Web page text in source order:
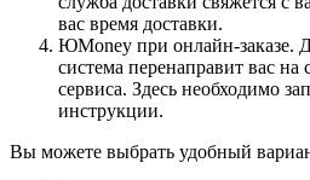
вас время доставки.
ЮMoney при онлайн-заказе.
система перенаправит вас на
сервиса. Здесь необходимо
инструкции.
Вы можете выбрать удобный